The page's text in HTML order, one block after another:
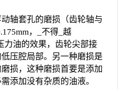
轴套孔的磨损（齿轮轴与
，_不得_越
力油的效果，齿轮尖部接
压腔局部。另一种磨损是
损，这种磨损首要是添加
添加没有杂质的油液。